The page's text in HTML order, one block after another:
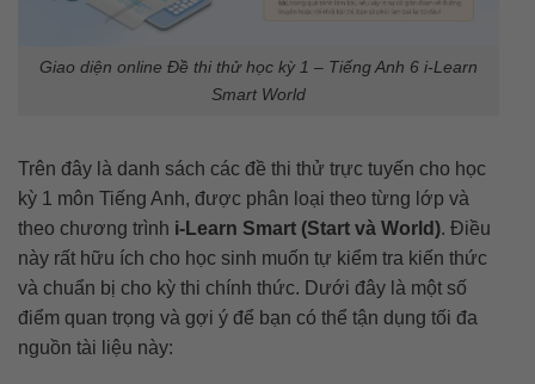
Giao diện online Đề thi thử học kỳ 1 – Tiếng Anh 6 i-Learn
Smart World
Trên đây là danh sách các đề thi thử trực tuyến cho học
kỳ 1 môn Tiếng Anh, được phân loại theo từng lớp và
theo chương trình i-Learn Smart (Start và World). Điều
này rất hữu ích cho học sinh muốn tự kiểm tra kiến thức
và chuẩn bị cho kỳ thi chính thức. Dưới đây là một số
điểm quan trọng và gợi ý để bạn có thể tận dụng tối đa
nguồn tài liệu này: